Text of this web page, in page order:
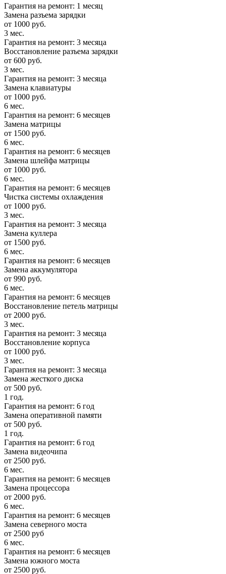
Гарантия на ремонт: 1 месяц
Замена разъема зарядки
от 1000 руб.
3 мес.
Гарантия на ремонт: 3 месяца
Восстановление разъема зарядки
от 600 руб.
3 мес.
Гарантия на ремонт: 3 месяца
Замена клавиатуры
от 1000 руб.
6 мес.
Гарантия на ремонт: 6 месяцев
Замена матрицы
от 1500 руб.
6 мес.
Гарантия на ремонт: 6 месяцев
Замена шлейфа матрицы
от 1000 руб.
6 мес.
Гарантия на ремонт: 6 месяцев
Чистка системы охлаждения
от 1000 руб.
3 мес.
Гарантия на ремонт: 3 месяца
Замена куллера
от 1500 руб.
6 мес.
Гарантия на ремонт: 6 месяцев
Замена аккумулятора
от 990 руб.
6 мес.
Гарантия на ремонт: 6 месяцев
Восстановление петель матрицы
от 2000 руб.
3 мес.
Гарантия на ремонт: 3 месяца
Восстановление корпуса
от 1000 руб.
3 мес.
Гарантия на ремонт: 3 месяца
Замена жесткого диска
от 500 руб.
1 год.
Гарантия на ремонт: 6 год
Замена оперативной памяти
от 500 руб.
1 год.
Гарантия на ремонт: 6 год
Замена видеочипа
от 2500 руб.
6 мес.
Гарантия на ремонт: 6 месяцев
Замена процессора
от 2000 руб.
6 мес.
Гарантия на ремонт: 6 месяцев
Замена северного моста
от 2500 руб
6 мес.
Гарантия на ремонт: 6 месяцев
Замена южного моста
от 2500 руб.